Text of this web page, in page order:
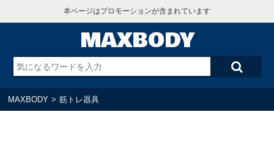
本ページはプロモーションが含まれています
MAXBODY
MAXBODY > 筋トレ器具